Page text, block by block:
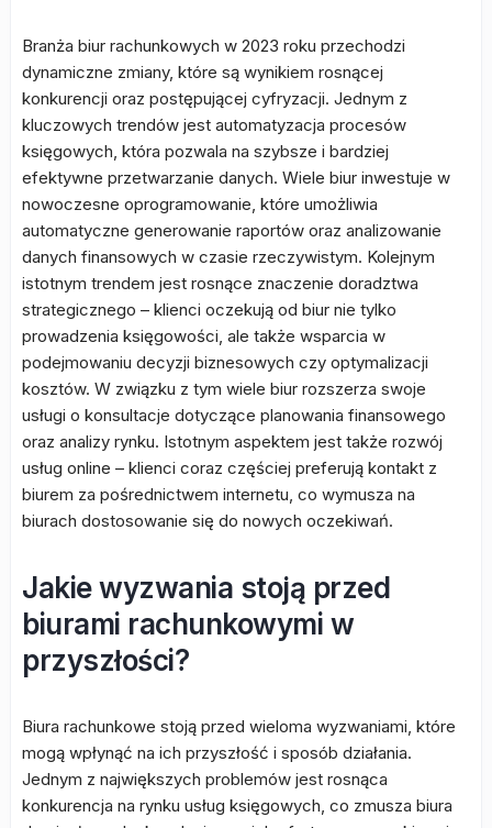
Branża biur rachunkowych w 2023 roku przechodzi
dynamiczne zmiany, które są wynikiem rosnącej
konkurencji oraz postępującej cyfryzacji. Jednym z
kluczowych trendów jest automatyzacja procesów
księgowych, która pozwala na szybsze i bardziej
efektywne przetwarzanie danych. Wiele biur inwestuje w
nowoczesne oprogramowanie, które umożliwia
automatyczne generowanie raportów oraz analizowanie
danych finansowych w czasie rzeczywistym. Kolejnym
istotnym trendem jest rosnące znaczenie doradztwa
strategicznego – klienci oczekują od biur nie tylko
prowadzenia księgowości, ale także wsparcia w
podejmowaniu decyzji biznesowych czy optymalizacji
kosztów. W związku z tym wiele biur rozszerza swoje
usługi o konsultacje dotyczące planowania finansowego
oraz analizy rynku. Istotnym aspektem jest także rozwój
usług online – klienci coraz częściej preferują kontakt z
biurem za pośrednictwem internetu, co wymusza na
biurach dostosowanie się do nowych oczekiwań.
Jakie wyzwania stoją przed
biurami rachunkowymi w
przyszłości?
Biura rachunkowe stoją przed wieloma wyzwaniami, które
mogą wpłynąć na ich przyszłość i sposób działania.
Jednym z największych problemów jest rosnąca
konkurencja na rynku usług księgowych, co zmusza biura